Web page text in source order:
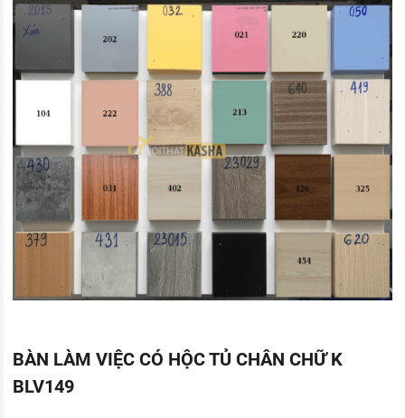
BÀN LÀM VIỆC CÓ HỘC TỦ CHÂN CHỮ K
BLV149